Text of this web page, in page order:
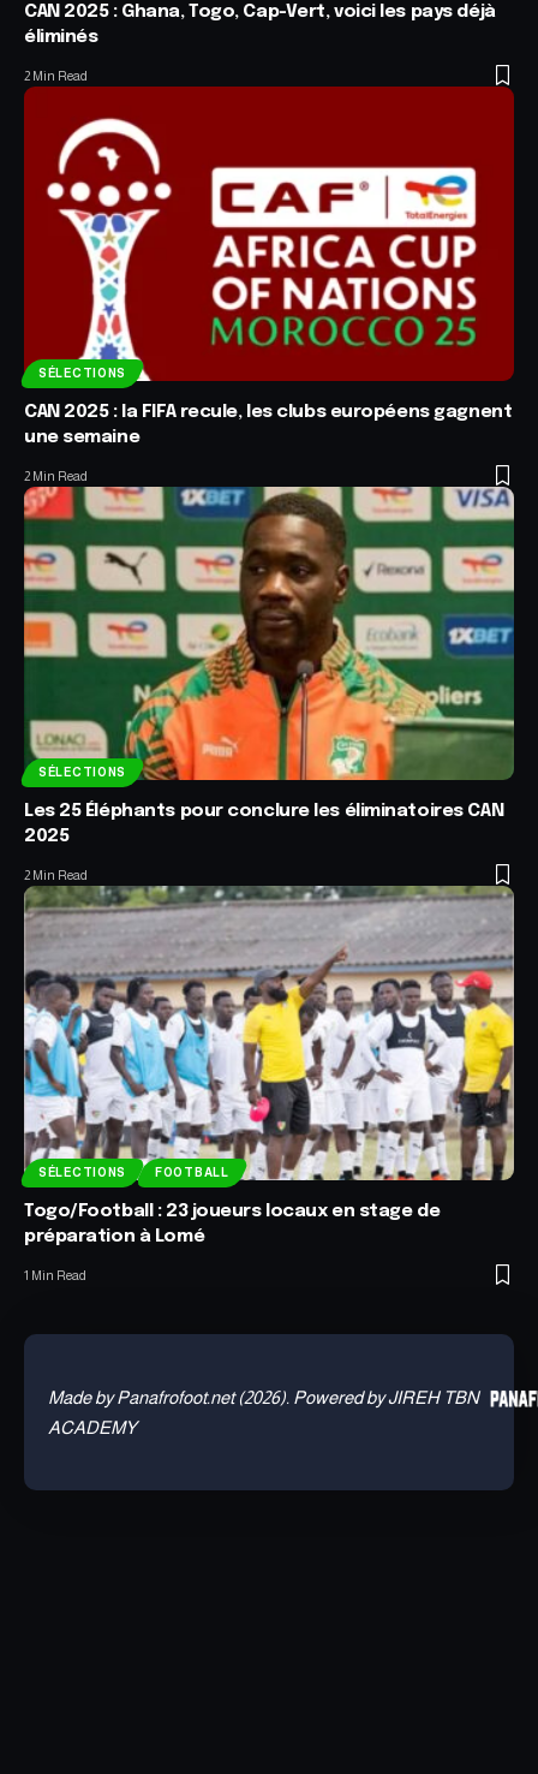
CAN 2025 : Ghana, Togo, Cap-Vert, voici les pays déjà
éliminés
2 Min Read
SÉLECTIONS
CAN 2025 : la FIFA recule, les clubs européens gagnent
une semaine
2 Min Read
SÉLECTIONS
Les 25 Éléphants pour conclure les éliminatoires CAN
2025
2 Min Read
SÉLECTIONS FOOTBALL
Togo/Football : 23 joueurs locaux en stage de
préparation à Lomé
1 Min Read
Made by Panafrofoot.net (2026). Powered by JIREH TBN
ACADEMY